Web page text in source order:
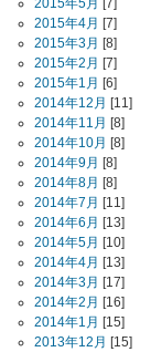
2015年5月 [7]
2015年4月 [7]
2015年3月 [8]
2015年2月 [7]
2015年1月 [6]
2014年12月 [11]
2014年11月 [8]
2014年10月 [8]
2014年9月 [8]
2014年8月 [8]
2014年7月 [11]
2014年6月 [13]
2014年5月 [10]
2014年4月 [13]
2014年3月 [17]
2014年2月 [16]
2014年1月 [15]
2013年12月 [15]